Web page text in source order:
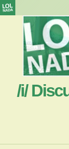
/i/